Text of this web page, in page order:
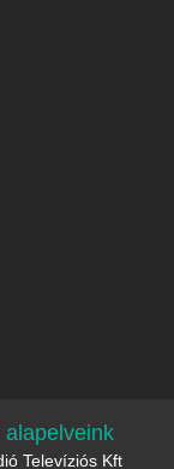
Televíziós Kft